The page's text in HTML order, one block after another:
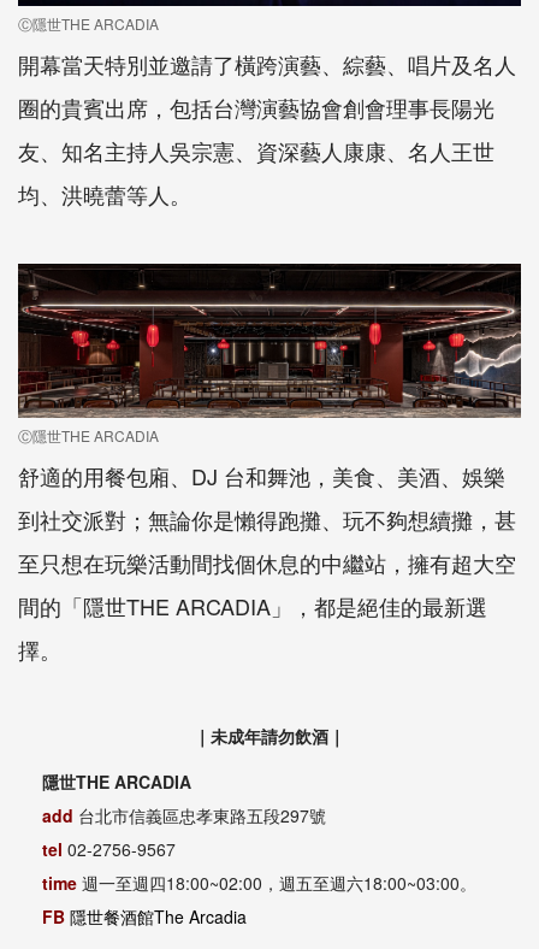
Ⓒ隱世THE ARCADIA
開幕當天特別並邀請了橫跨演藝、綜藝、唱片及名人
圈的貴賓出席，包括台灣演藝協會創會理事長陽光
友、知名主持人吳宗憲、資深藝人康康、名人王世
均、洪曉蕾等人。
Ⓒ隱世THE ARCADIA
舒適的用餐包廂、DJ 台和舞池，美食、美酒、娛樂
到社交派對；無論你是懶得跑攤、玩不夠想續攤，甚
至只想在玩樂活動間找個休息的中繼站，擁有超大空
間的「隱世THE ARCADIA」，都是絕佳的最新選
擇。
｜未成年請勿飲酒｜
隱世THE ARCADIA
add 台北市信義區忠孝東路五段297號
tel 02-2756-9567
time 週一至週四18:00~02:00，週五至週六18:00~03:00。
FB 隱世餐酒館The Arcadia